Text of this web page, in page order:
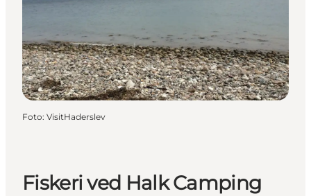
Foto: VisitHaderslev
Fiskeri ved Halk Camping